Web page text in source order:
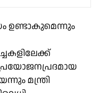
ഉണ്ടാകുമെന്നും
മന്ത്രി